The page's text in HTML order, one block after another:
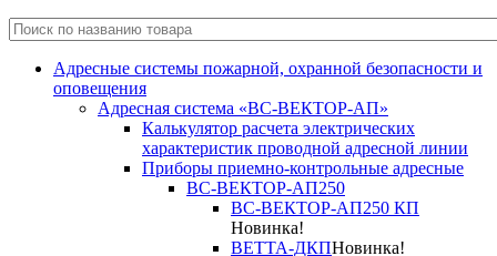
Адресные системы пожарной, охранной безопасности и
оповещения
Адресная система «ВС-ВЕКТОР-АП»
Калькулятор расчета электрических
характеристик проводной адресной линии
Приборы приемно-контрольные адресные
ВС-ВЕКТОР-АП250
ВС-ВЕКТОР-АП250 КП
Новинка!
ВЕТТА-ДКПНовинка!